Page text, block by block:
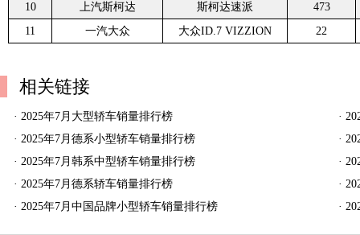
10
上汽斯柯达 斯柯达速派
473
11
一汽大众 大众ID.7 VIZZION 22
相关链接
· 2025年7月大型轿车销量排行榜 ·
· 2025年7月德系小型轿车销量排行榜 ·
· 2025年7月韩系中型轿车销量排行榜 ·
· 2025年7月德系轿车销量排行榜 ·
· 2025年7月中国品牌小型轿车销量排行榜 ·